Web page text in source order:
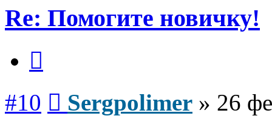
Re: Помогите новичку!
#10 Sergpolimer » 26